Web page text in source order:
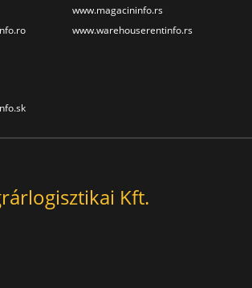
www.magacininfo.rs
www.warehouserentinfo.rs
Kft.